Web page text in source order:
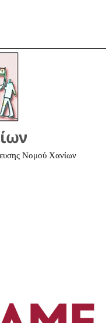
Νομού Χανίων